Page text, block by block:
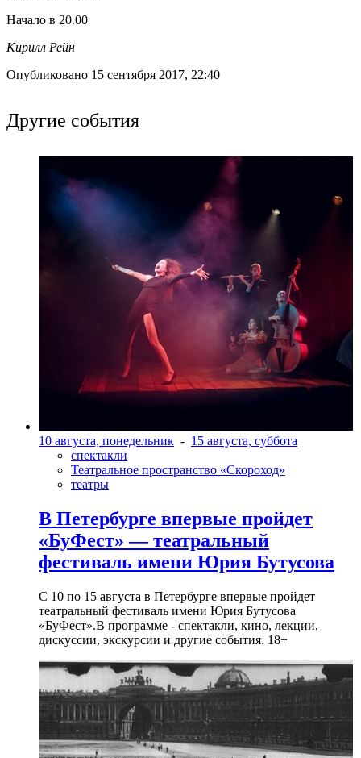
Начало в 20.00
Кирилл Рейн
Опубликовано 15 сентября 2017, 22:40
Другие события
10 августа, понедельник - 15 августа, суббота
спектакли
Театральное пространство «Скороход»
театры
В Петербурге впервые пройдет
«БуФест» — театральный
фестиваль имени Юрия Бутусова
С 10 по 15 августа в Петербурге впервые пройдет
театральный фестиваль имени Юрия Бутусова
«БуФест».В программе - спектакли, кино, лекции,
дискуссии, экскурсии и другие события. 18+